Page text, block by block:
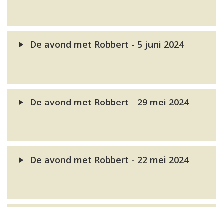
De avond met Robbert - 5 juni 2024
De avond met Robbert - 29 mei 2024
De avond met Robbert - 22 mei 2024